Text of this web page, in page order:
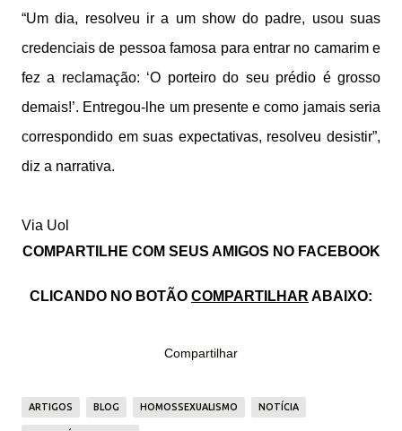
“Um dia, resolveu ir a um show do padre, usou suas
credenciais de pessoa famosa para entrar no camarim e
fez a reclamação: ‘O porteiro do seu prédio é grosso
demais!’. Entregou-lhe um presente e como jamais seria
correspondido em suas expectativas, resolveu desistir”,
diz a narrativa.
Via Uol
COMPARTILHE COM SEUS AMIGOS NO FACEBOOK
CLICANDO NO BOTÃO COMPARTILHAR ABAIXO:
Compartilhar
ARTIGOS BLOG HOMOSSEXUALISMO NOTÍCIA